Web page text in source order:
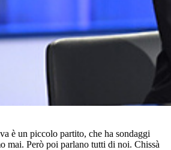
è un piccolo partito, che ha sondaggi
mai. Però poi parlano tutti di noi. Chissà